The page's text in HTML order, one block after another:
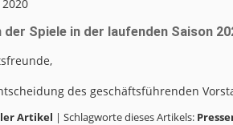
Spiele in der laufenden Saison
des geschäftsführenden
Artikel | Schlagworte dieses Artikels: